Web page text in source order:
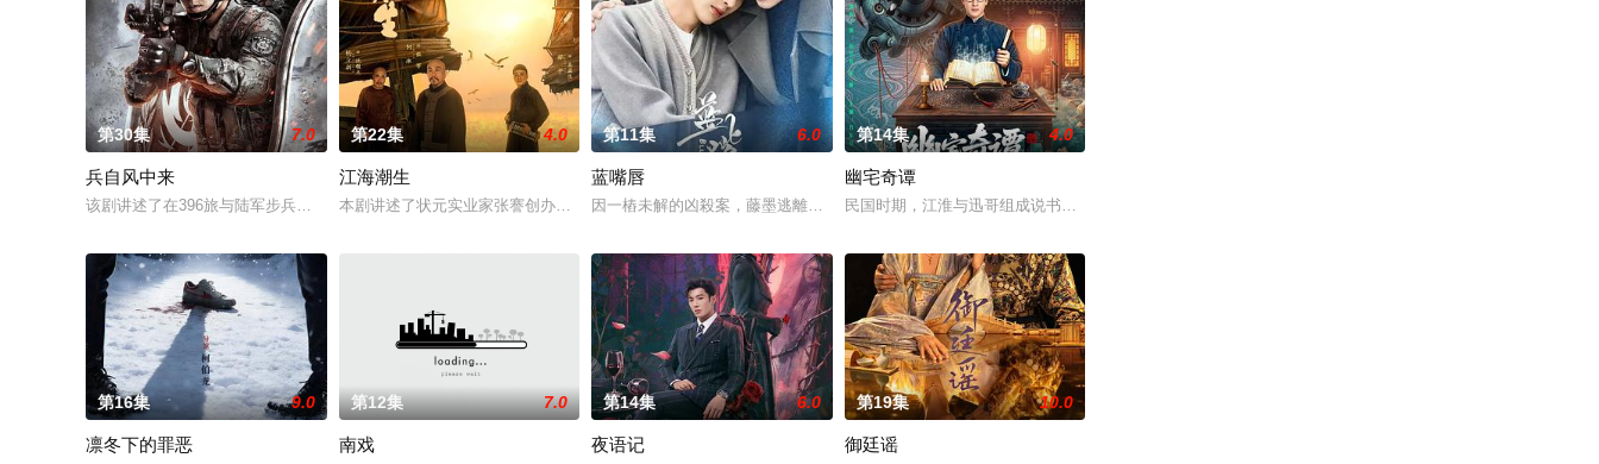
第30集 7.0
兵自风中来
该剧讲述了在396旅与陆军步兵学院联合举办的小型军事演习中，郭子剑因不满演习流于形式，假传指令要求真打实抗，虽引发哗然
第22集 4.0
江海潮生
本剧讲述了状元实业家张謇创办大生企业，实业报国的故事。甲午战争后，国家蒙羞，张謇虽高中状元，却渴望寻求强国之路。他毅然
第11集 6.0
蓝嘴唇
因一樁未解的凶殺案，藤墨逃離了精英律師生涯，開了成人用品商店，過著荒唐空洞的生活。畫著藍色唇膏的叛逆歌手伍十弦，闖進他
第14集 4.0
幽宅奇谭
民国时期，江淮与迅哥组成说书班子，偶遇“白天人住屋，晚上鬼占房”的阴阳宅，江淮被掳走配“阴婚”。他与女
第16集 9.0
凛冬下的罪恶
第12集 7.0
南戏
第14集 6.0
夜语记
第19集 10.0
御廷谣